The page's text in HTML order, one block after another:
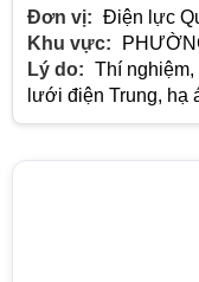
Đơn vị: Điện lực
Khu vực:
Lý do: Thí
lưới điện Trung, hạ